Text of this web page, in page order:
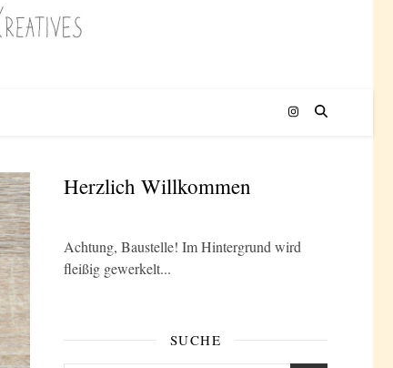
Herzlich Willkommen
Achtung, Baustelle! Im Hintergrund wird
fleißig gewerkelt...
SUCHE